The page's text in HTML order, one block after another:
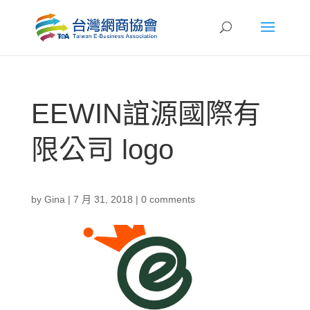
EEWIN誼源國際有
限公司 logo
by Gina | 7 月 31, 2018 | 0 comments